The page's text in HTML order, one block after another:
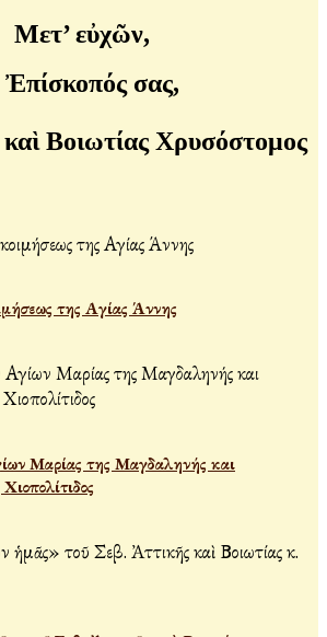
Μετ’ εὐχῶν,
Ἐπίσκοπός σας,
Βοιωτίας Χρυσόστομος
της Αγίας Άννης
Μαρίας της Μαγδαληνής και